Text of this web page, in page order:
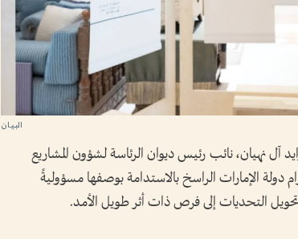
نهيان، نائب رئيس ديوان الرئاسة لشؤون المشاريع
دولة الإمارات الراسخ بالاستدامة بوصفها مسؤوليةً
التحديات إلى فرص ذات أثر طويل الأمد.